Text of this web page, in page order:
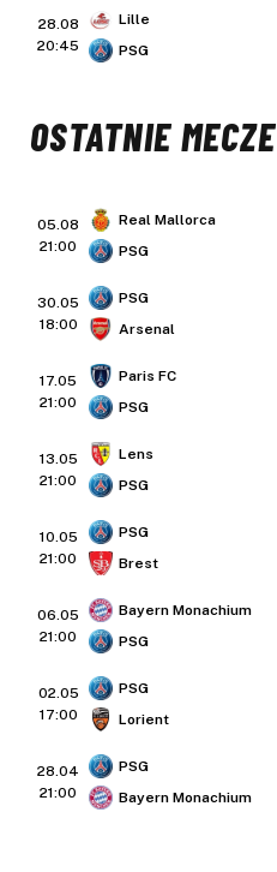
28.08
20:45
Lille
PSG
OSTATNIE MECZE
05.08
21:00
Real Mallorca
PSG
30.05
18:00
PSG
Arsenal
17.05
21:00
Paris FC
PSG
13.05
21:00
Lens
PSG
10.05
21:00
PSG
Brest
06.05
21:00
Bayern Monachium
PSG
02.05
17:00
PSG
Lorient
28.04
21:00
PSG
Bayern Monachium